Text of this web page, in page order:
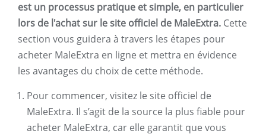
est un processus pratique et simple, en particulier
lors de l'achat sur le site officiel de MaleExtra. Cette
section vous guidera à travers les étapes pour
acheter MaleExtra en ligne et mettra en évidence
les avantages du choix de cette méthode.
Pour commencer, visitez le site officiel de
MaleExtra. Il s’agit de la source la plus fiable pour
acheter MaleExtra, car elle garantit que vous